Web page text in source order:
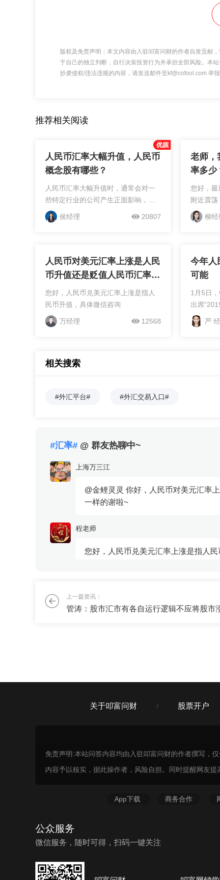
版权及免责声明：本文内容由入驻叩富问财的作者自发贡献
于自己的独立判断，自行决策投资行为并承担全部风险。本
抄袭侵权/违法违规的内容，请发送邮件至kf@cofool.com 举
推荐相关阅读
人民币汇率大幅升值，人民币
概念股有哪些？
人民币汇率大幅升值时，通常会对一
些特定行业的公司产生正面影响，这
些公司被称为“人民币概念股”。以下是
一些可能受益于人民币升值的股票类
侯经理 20807
老师，
率多少
您好，最
附近震
贬值了
我指导
柳经
人民币对美元汇率上涨是人民
币升值还是贬值人民币汇率上
涨呢两者的意思是不是一样的
您好，人民币兑美元汇率上涨是指人
民币升值，具体微信咨询
万经理 12568
今年人
可能
1月5日
出席
会”时表
况下不
币汇率在
严
相关搜索
#外汇平台# #外汇交易入口#
#汇率# @ 群友热聊中~
上海万三江
@金鲤灵灵 你好，人民币对美元汇率
一样的谢啦~
程老师
您好，人民币兑美元汇率上涨是指人
我想加入你们的#赚钱训练营群#，请
上一篇资讯：
关于叩富问财 / 股票开户
免责声明:本站问答内容均由入驻叩富问财的作者撰写，
内容予以核实，据此操作者，风险自担。同时提醒网友
App下载 商务合作
公众服务
微信服务，随时可得，扫码一键关注